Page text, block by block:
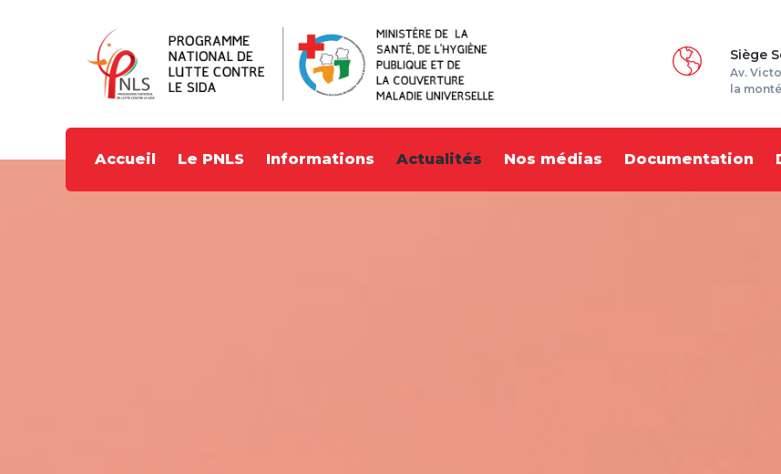
Siège
Av.
la
Accueil Le PNLS Informations Actualités Nos médias Documentation